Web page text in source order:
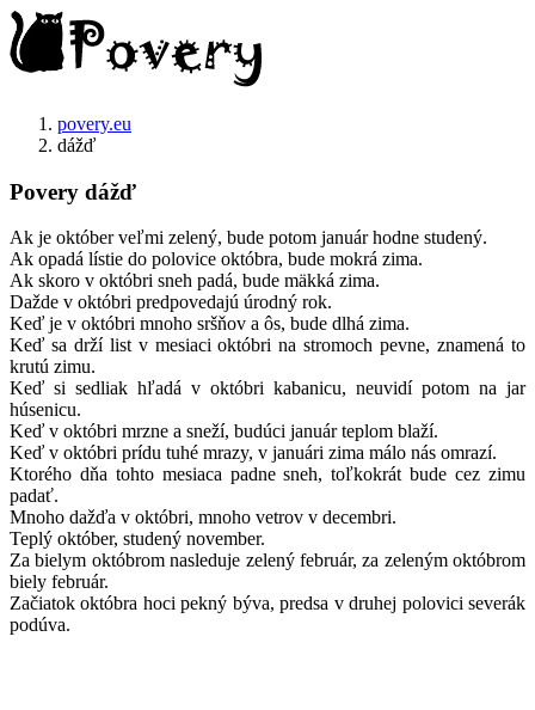
povery.eu
dážď
Povery dážď
Ak je október veľmi zelený, bude potom január hodne studený.
Ak opadá lístie do polovice októbra, bude mokrá zima.
Ak skoro v októbri sneh padá, bude mäkká zima.
Dažde v októbri predpovedajú úrodný rok.
Keď je v októbri mnoho sršňov a ôs, bude dlhá zima.
Keď sa drží list v mesiaci októbri na stromoch pevne, znamená to
krutú zimu.
Keď si sedliak hľadá v októbri kabanicu, neuvidí potom na jar
húsenicu.
Keď v októbri mrzne a sneží, budúci január teplom blaží.
Keď v októbri prídu tuhé mrazy, v januári zima málo nás omrazí.
Ktorého dňa tohto mesiaca padne sneh, toľkokrát bude cez zimu
padať.
Mnoho dažďa v októbri, mnoho vetrov v decembri.
Teplý október, studený november.
Za bielym októbrom nasleduje zelený február, za zeleným októbrom
biely február.
Začiatok októbra hoci pekný býva, predsa v druhej polovici severák
podúva.